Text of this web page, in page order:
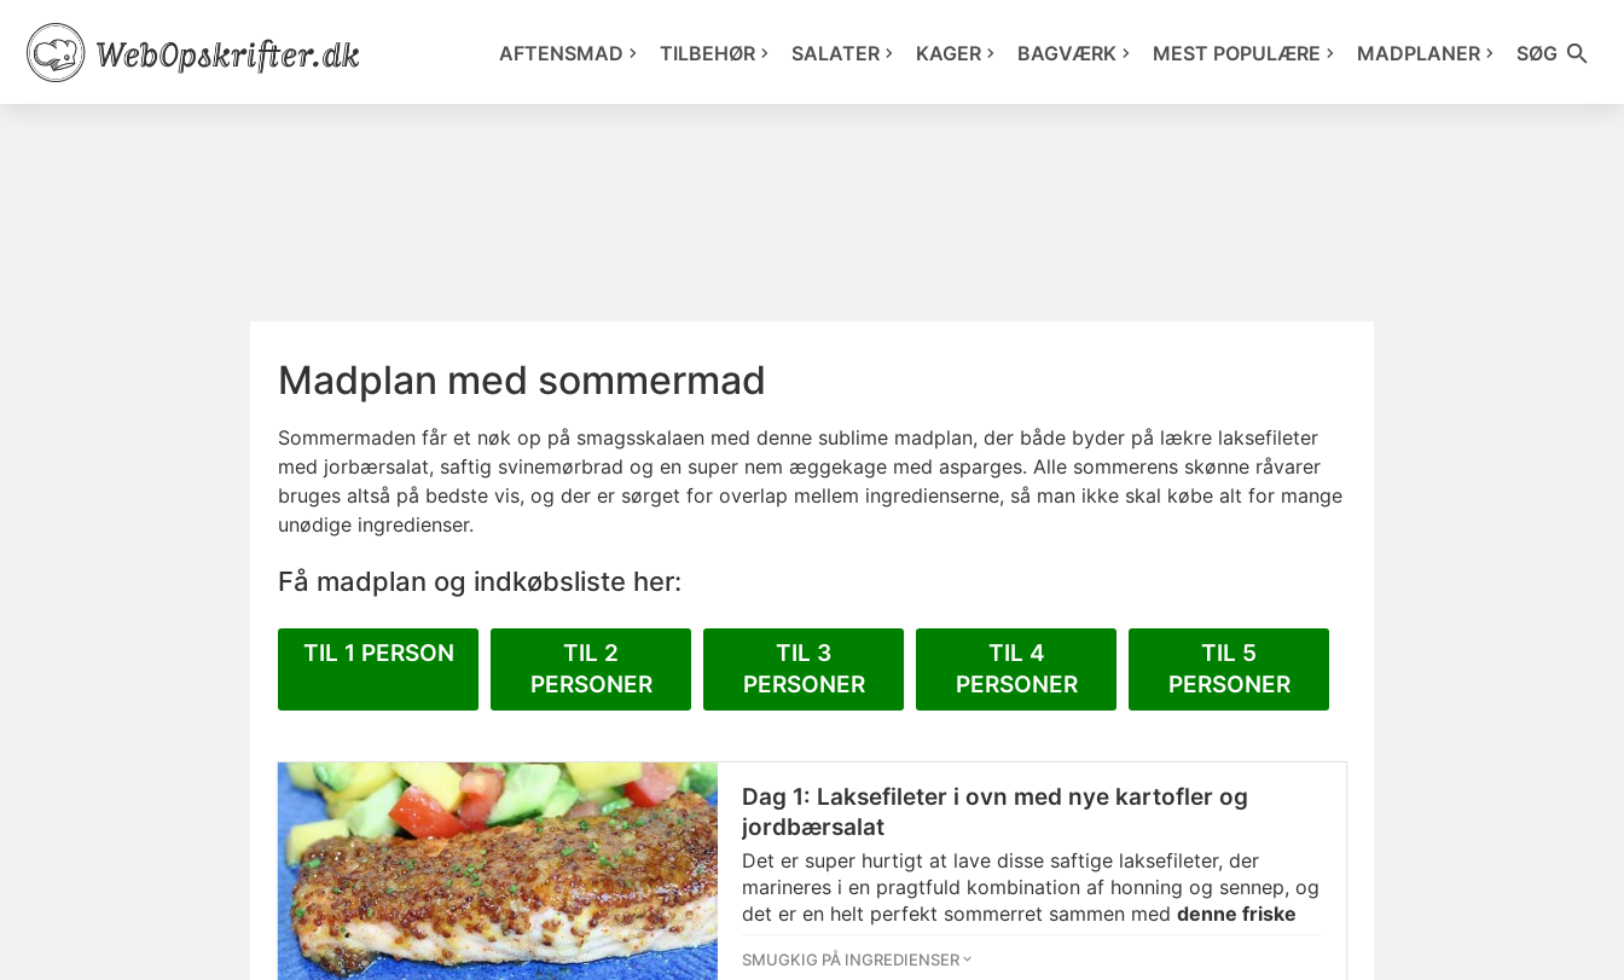
AFTENSMAD TILBEHØR SALATER KAGER BAGVÆRK MEST POPULÆRE MADPLANER SØG
Madplan med sommermad
Sommermaden får et nøk op på smagsskalaen med denne sublime madplan, der både byder på lækre laksefileter
med jorbærsalat, saftig svinemørbrad og en super nem æggekage med asparges. Alle sommerens skønne råvarer
bruges altså på bedste vis, og der er sørget for overlap mellem ingredienserne, så man ikke skal købe alt for mange
unødige ingredienser.
Få madplan og indkøbsliste her:
TIL 1 PERSON
TIL 2
PERSONER
TIL 3
PERSONER
TIL 4
PERSONER
TIL 5
PERSONER
Dag 1: Laksefileter i ovn med nye kartofler og
jordbærsalat
Det er super hurtigt at lave disse saftige laksefileter, der
marineres i en pragtfuld kombination af honning og sennep, og
det er en helt perfekt sommerret sammen med denne friske
kartofler.
SMUGKIG PÅ INGREDIENSER